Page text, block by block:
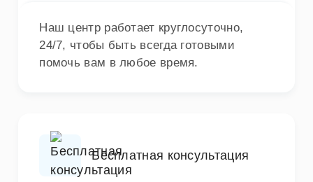
Наш центр работает круглосуточно,
24/7, чтобы быть всегда готовыми
помочь вам в любое время.
Бесплатная консультация